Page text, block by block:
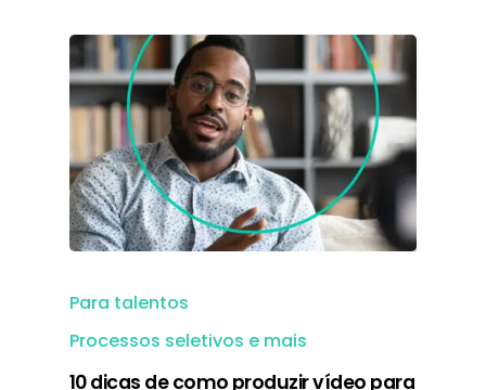
Para talentos
Processos seletivos e mais
10 dicas de como produzir vídeo para